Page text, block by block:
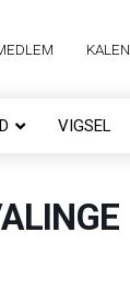
VIGSEL